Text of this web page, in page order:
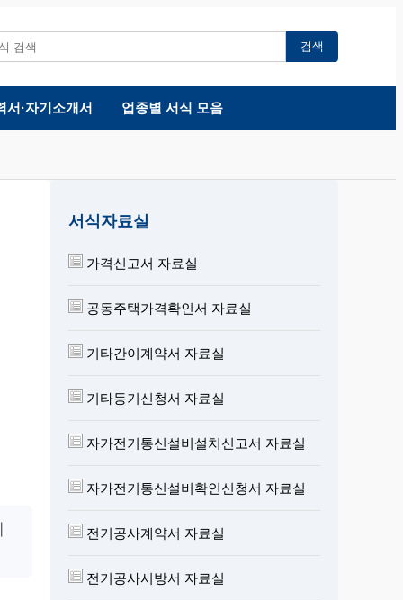
검색
서·자기소개서 업종별 서식 모음
서식자료실
가격신고서 자료실
공동주택가격확인서 자료실
기타간이계약서 자료실
기타등기신청서 자료실
자가전기통신설비설치신고서 자료실
자가전기통신설비확인신청서 자료실
전기공사계약서 자료실
전기공사시방서 자료실